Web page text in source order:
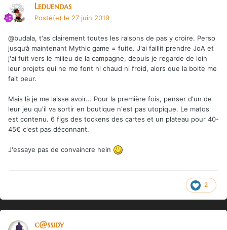
Leduendas
Posté(e) le 27 juin 2019
@budala, t'as clairement toutes les raisons de pas y croire. Perso
jusqu’à maintenant Mythic game = fuite. J'ai faillit prendre JoA et
j'ai fuit vers le milieu de la campagne, depuis je regarde de loin
leur projets qui ne me font ni chaud ni froid, alors que la boite me
fait peur.
Mais là je me laisse avoir... Pour la première fois, penser d'un de
leur jeu qu'il va sortir en boutique n'est pas utopique. Le matos
est contenu. 6 figs des tockens des cartes et un plateau pour 40-
45€ c'est pas déconnant.
J'essaye pas de convaincre hein
2
c@ssidy